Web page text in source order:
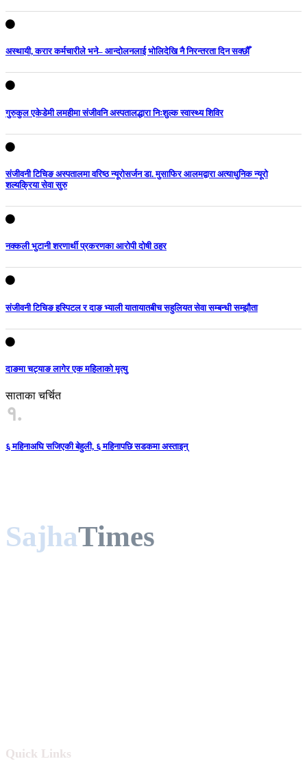
अस्थायी, करार कर्मचारीले भने– आन्दोलनलाई भोलिदेखि नै निरन्तरता दिन सक्छौँ
गुरुकुल एकेडेमी लमहीमा संजीवनि अस्पतालद्धारा निःशुल्क स्वास्थ्य शिविर
संजीवनी टिचिङ अस्पतालमा वरिष्ठ न्यूरोसर्जन डा. मुसाफिर आलमद्वारा अत्याधुनिक न्यूरो
शल्यक्रिया सेवा सुरु
नक्कली भुटानी शरणार्थी प्रकरणका आरोपी दोषी ठहर
संजीवनी टिचिङ हस्पिटल र दाङ भ्याली यातायातबीच सहुलियत सेवा सम्बन्धी सम्झौता
दाङमा चट्याङ लागेर एक महिलाको मृत्यु
साताका चर्चित
१.
६ महिनाअघि सजिएकी बेहुली, ६ महिनापछि सडकमा अस्ताइन्
SajhaTimes
Quick Links